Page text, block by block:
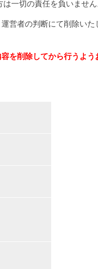
一切の責任を負いません
営者の判断にて削除いた
を削除してから行うよう